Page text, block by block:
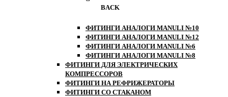
BACK
ФИТИНГИ АНАЛОГИ MANULI №10
ФИТИНГИ АНАЛОГИ MANULI №12
ФИТИНГИ АНАЛОГИ MANULI №6
ФИТИНГИ АНАЛОГИ MANULI №8
ФИТИНГИ ДЛЯ ЭЛЕКТРИЧЕСКИХ
КОМПРЕССОРОВ
ФИТИНГИ НА РЕФРИЖЕРАТОРЫ
ФИТИНГИ СО СТАКАНОМ